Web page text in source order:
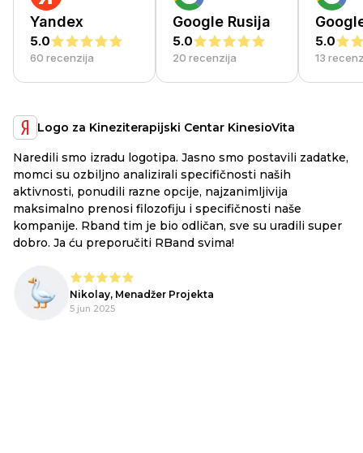
Yandex
5.0
60 recenzija
Google Rusija
5.0
20 recenzija
5.0
13
Logo za Kineziterapijski Centar KinesioVita
Naredili smo izradu logotipa. Jasno smo postavili zadatke,
momci su ozbiljno analizirali specifičnosti naših
aktivnosti, ponudili razne opcije, najzanimljivija
maksimalno prenosi filozofiju i specifičnosti naše
kompanije. Rband tim je bio odličan, sve su uradili super
dobro. Ja ću preporučiti RBand svima!
Nikolay, Menadžer Projekta
5 jun 2025